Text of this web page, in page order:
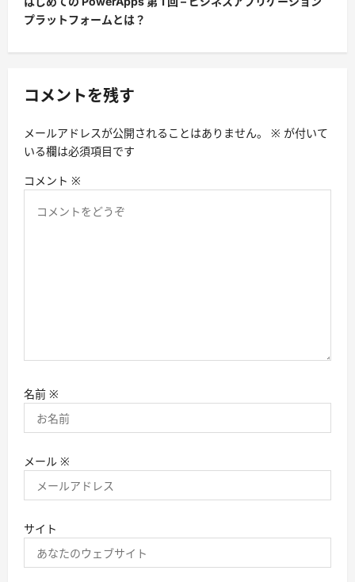
ゲ
ー
ョ
プラットフォームとは？
コメントを残す
メールアドレスが公開されることはありません。 ※ が付いて
いる欄は必須項目です
コメント ※
名前 ※
メール ※
サイト